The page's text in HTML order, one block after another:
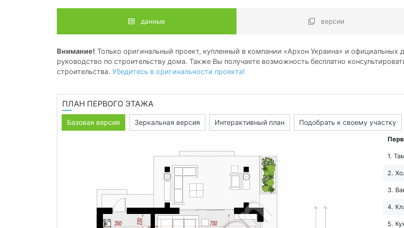
данные версии
Внимание! Только оригинальный проект, купленный в компании «Архон Украина» и официальных
руководство по строительству дома. Также Вы получаете возможность бесплатно
строительства. Убедитесь в оригинальности проекта!
ПЛАН ПЕРВОГО ЭТАЖА
Базовая версия Зеркальная версия Интерактивный план Подобрать к своему участку
1.
2.
3.
4.
5.